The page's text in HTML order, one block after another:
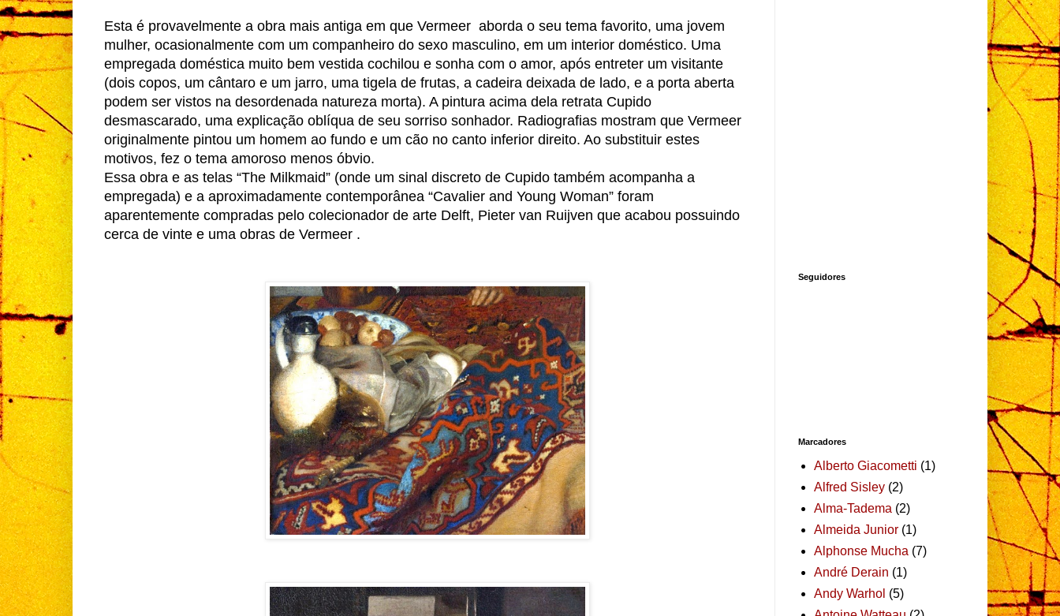
Esta é provavelmente a obra mais antiga em que Vermeer aborda o seu tema favorito, uma jovem
mulher, ocasionalmente com um companheiro do sexo masculino, em um interior doméstico. Uma
empregada doméstica muito bem vestida cochilou e sonha com o amor, após entreter um visitante
(dois copos, um cântaro e um jarro, uma tigela de frutas, a cadeira deixada de lado, e a porta aberta
podem ser vistos na desordenada natureza morta). A pintura acima dela retrata Cupido
desmascarado, uma explicação oblíqua de seu sorriso sonhador. Radiografias mostram que Vermeer
originalmente pintou um homem ao fundo e um cão no canto inferior direito. Ao substituir estes
motivos, fez o tema amoroso menos óbvio.
Essa obra e as telas “The Milkmaid” (onde um sinal discreto de Cupido também acompanha a
empregada) e a aproximadamente contemporânea “Cavalier and Young Woman” foram
aparentemente compradas pelo colecionador de arte Delft, Pieter van Ruijven que acabou possuindo
cerca de vinte e uma obras de Vermeer .
Seguidores
Marcadores
Alberto Giacometti (1)
Alfred Sisley (2)
Alma-Tadema (2)
Almeida Junior (1)
Alphonse Mucha (7)
André Derain (1)
Andy Warhol (5)